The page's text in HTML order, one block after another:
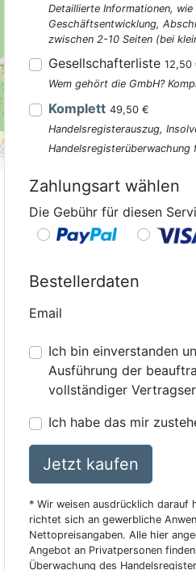
Detaillierte Informationen,
Geschäftsentwicklung,
zwischen 2-10 Seiten (bei
Gesellschafterliste 12,50
Wem gehört die GmbH?
Komplett 49,50 €
Handelsregisterauszug,
Handelsregisterüberwachung
Zahlungsart wählen
Die Gebühr für diesen
Bestellerdaten
Email
Ich bin einverstanden
Ausführung der
vollständiger
Ich habe das mir
Jetzt kaufen
* Wir weisen ausdrücklich darauf
richtet sich an gewerbliche
Nettopreisangaben. Alle hier
Angebot an Privatpersonen
Überwachung des